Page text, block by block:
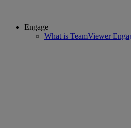
Engage
What is TeamViewer